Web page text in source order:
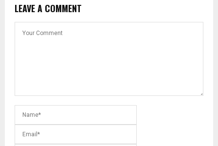
LEAVE A COMMENT